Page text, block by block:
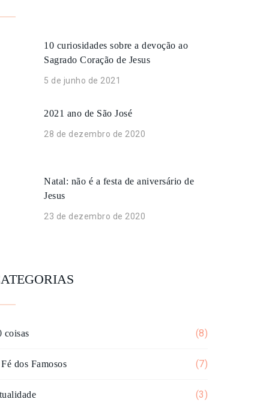
10 curiosidades sobre a devoção ao
Sagrado Coração de Jesus
5 de junho de 2021
2021 ano de São José
28 de dezembro de 2020
Natal: não é a festa de aniversário de
Jesus
23 de dezembro de 2020
coisas (8)
dos Famosos (7)
(3)